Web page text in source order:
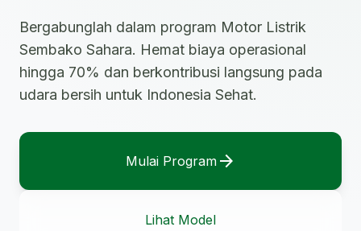
Bergabunglah dalam program Motor Listrik
Sembako Sahara. Hemat biaya operasional
hingga 70% dan berkontribusi langsung pada
udara bersih untuk Indonesia Sehat.
Mulai Programarrow_forward
Lihat Model